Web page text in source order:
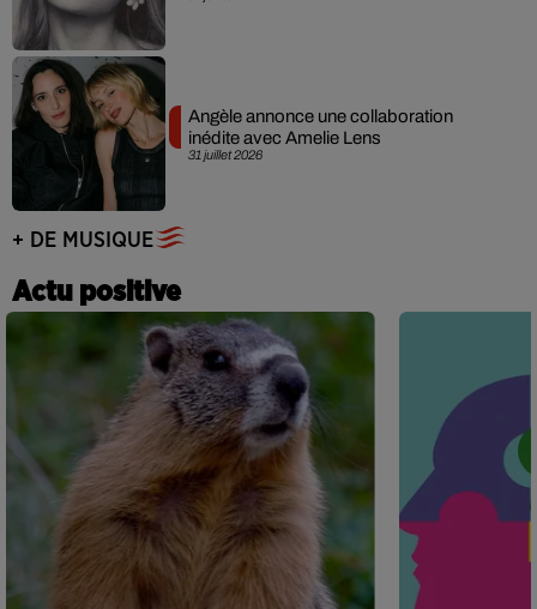
31 juillet 2026
Angèle annonce une collaboration
inédite avec Amelie Lens
+ DE MUSIQUE
Actu positive